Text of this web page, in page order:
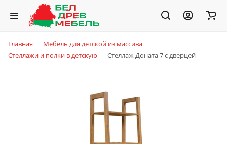
Главная
Мебель для детской из массива
Стеллажи и полки в детскую
Стеллаж Доната 7 с дверцей